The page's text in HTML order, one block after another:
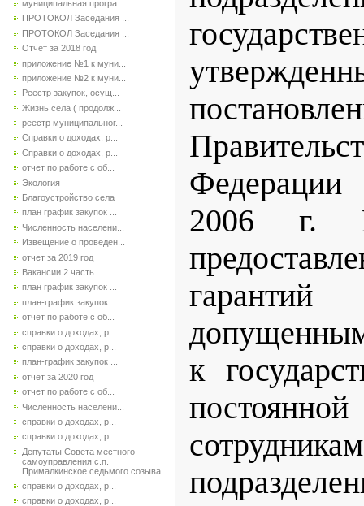
муниципальная програ...
ПРОТОКОЛ Заседания ...
ПРОТОКОЛ Заседания ...
Отчет за 2018 год
приложение №1 к муни...
приложение №2 к муни...
Реестр закупок, осущ...
Жизнь села ( продолж...
реестр муниципальног...
Справки о доходах, р...
Справки о доходах, р...
отчет по работе с об...
Экология
Благоустройство села
план график закупок ...
Численность населени...
Извещение о проведен...
отчет за 2019 год
Вакансии 2 часть
план график закупок ...
план-график закупок ...
отчет по работе с об...
справки о доходах, р...
справки о доходах, р...
план-график закупок ...
отчет за 2020 год
отчет по работе с об...
Численность населени...
справки о доходах, р...
справки о доходах, р...
Депутаты Совета местного
самоуправления с.п.
Прималкинское седьмого созыва
справки о доходах, р...
справки о доходах, р...
2006
к